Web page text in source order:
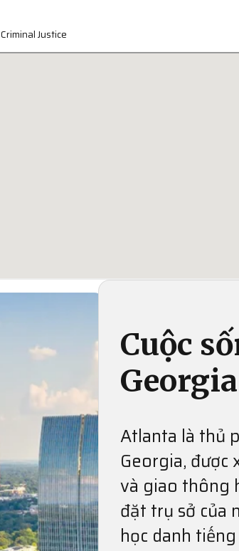
Criminal Justice
Cuộc
Georgia
Atlanta là thủ
Georgia, được
và giao thông
đặt trụ sở của
học danh